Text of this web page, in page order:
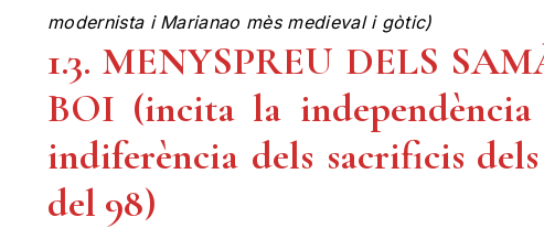
modernista i Marianao mès medieval i gòtic)
1.3. MENYSPREU DELS
BOI (incita la
indiferència dels sacrificis
del 98)